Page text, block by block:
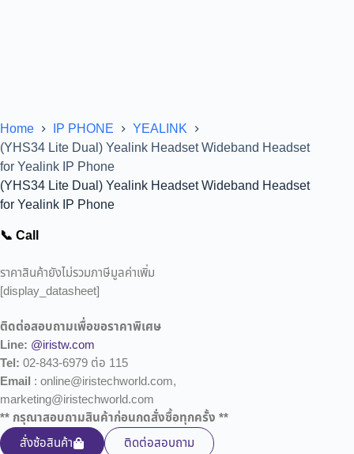
Home IP PHONE
YEALINK
(YHS34 Lite Dual) Yealink Headset Wideband Headset
for Yealink IP Phone
(YHS34 Lite Dual) Yealink Headset Wideband Headset
for Yealink IP Phone
📞 Call
ราคาสินค้ายังไม่รวมภาษีมูลค่าเพิ่ม
[display_datasheet]
ติดต่อสอบถามเพื่อขอราคาพิเศษ
Line: @iristw.com
Tel: 02-843-6979 ต่อ 115
Email : online@iristechworld.com,
marketing@iristechworld.com
** กรุณาสอบถามสินค้าก่อนกดสั่งซื้อทุกครั้ง **
สั่งซ้อสินค้า
ติดต่อสอบถาม